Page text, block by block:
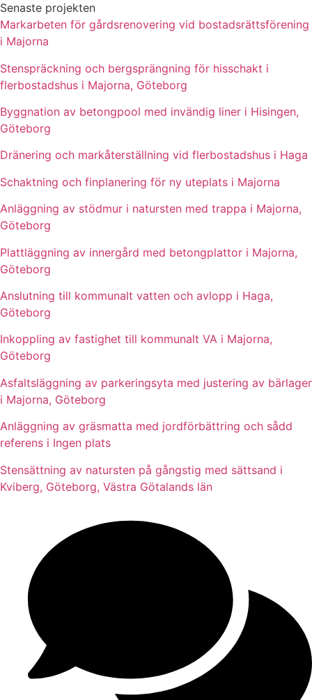
Senaste projekten
Markarbeten för gårdsrenovering vid bostadsrättsförening
i Majorna
Stenspräckning och bergsprängning för hisschakt i
flerbostadshus i Majorna, Göteborg
Byggnation av betongpool med invändig liner i Hisingen,
Göteborg
Dränering och markåterställning vid flerbostadshus i Haga
Schaktning och finplanering för ny uteplats i Majorna
Anläggning av stödmur i natursten med trappa i Majorna,
Göteborg
Plattläggning av innergård med betongplattor i Majorna,
Göteborg
Anslutning till kommunalt vatten och avlopp i Haga,
Göteborg
Inkoppling av fastighet till kommunalt VA i Majorna,
Göteborg
Asfaltsläggning av parkeringsyta med justering av bärlager
i Majorna, Göteborg
Anläggning av gräsmatta med jordförbättring och sådd
referens i Ingen plats
Stensättning av natursten på gångstig med sättsand i
Kviberg, Göteborg, Västra Götalands län